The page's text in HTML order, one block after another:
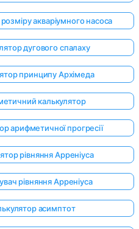
акваріумного насоса
дугового спалаху
принципу Архімеда
калькулятор
арифметичної прогресії
рівняння Арреніуса
рівняння Арреніуса
асимптот